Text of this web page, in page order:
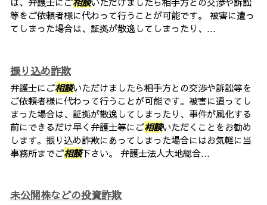
等をご依頼者様に代わって行うことが可能です。 被害に遭っ
てしまった場合は、証拠が散逸してしまったり、...
振り込め詐欺
弁護士にご相談いただけましたら相手方との交渉や訴訟等を
ご依頼者様に代わって行うことが可能です。被害に遭ってし
まった場合は、証拠が散逸してしまったり、事件が風化する
前にできるだけ早く弁護士等にご相談いただくことをお勧め
します。振り込め詐欺にあってしまった場合にはお気軽に当
事務所までご相談下さい。 弁護士法人大地総合...
未公開株などの投資詐欺